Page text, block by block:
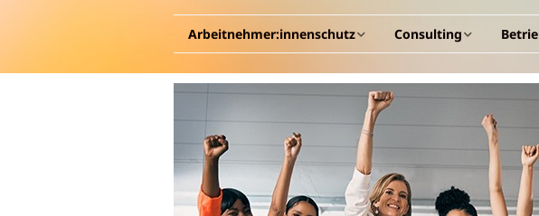
Arbeitnehmer:innenschutz
Allgemeines
Arbeitspsychologie
Arbeitssicherheit
Consulting
Allgemeines
Gesundheitscockpit &
Gesundheitsportal
Betriebliche
Gesundheitsförderung